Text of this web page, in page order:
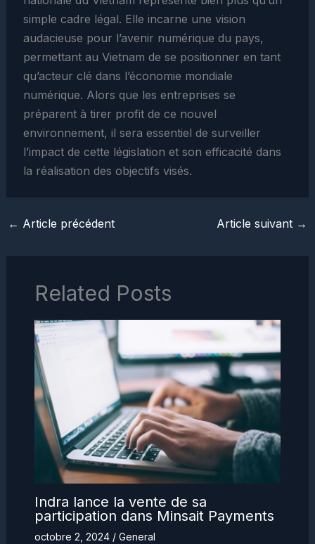
simple cadre légal. Elle incarne une vision
audacieuse pour l’avenir numérique du pays,
permettant au Vietnam de se positionner en tant
qu’acteur clé dans l’économie mondiale
numérique. Alors que les entreprises se
préparent à tirer profit de ce nouvel
environnement, il sera essentiel de surveiller
l’impact de cette législation et son efficacité dans
la réalisation des objectifs visés.
← Article précédent Article suivant →
Related Posts
Indra lance la vente de sa
participation dans Minsait Payments
octobre 2, 2024 / General